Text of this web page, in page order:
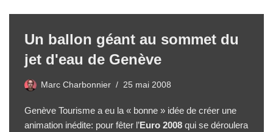
Un ballon géant au sommet du
jet d'eau de Genève
Marc Charbonnier 25 mai 2008
Genève Tourisme a eu la « bonne » idée de créer une
animation inédite: pour fêter l’Euro 2008 qui se déroulera